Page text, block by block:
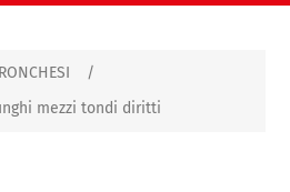
/
mezzi tondi diritti